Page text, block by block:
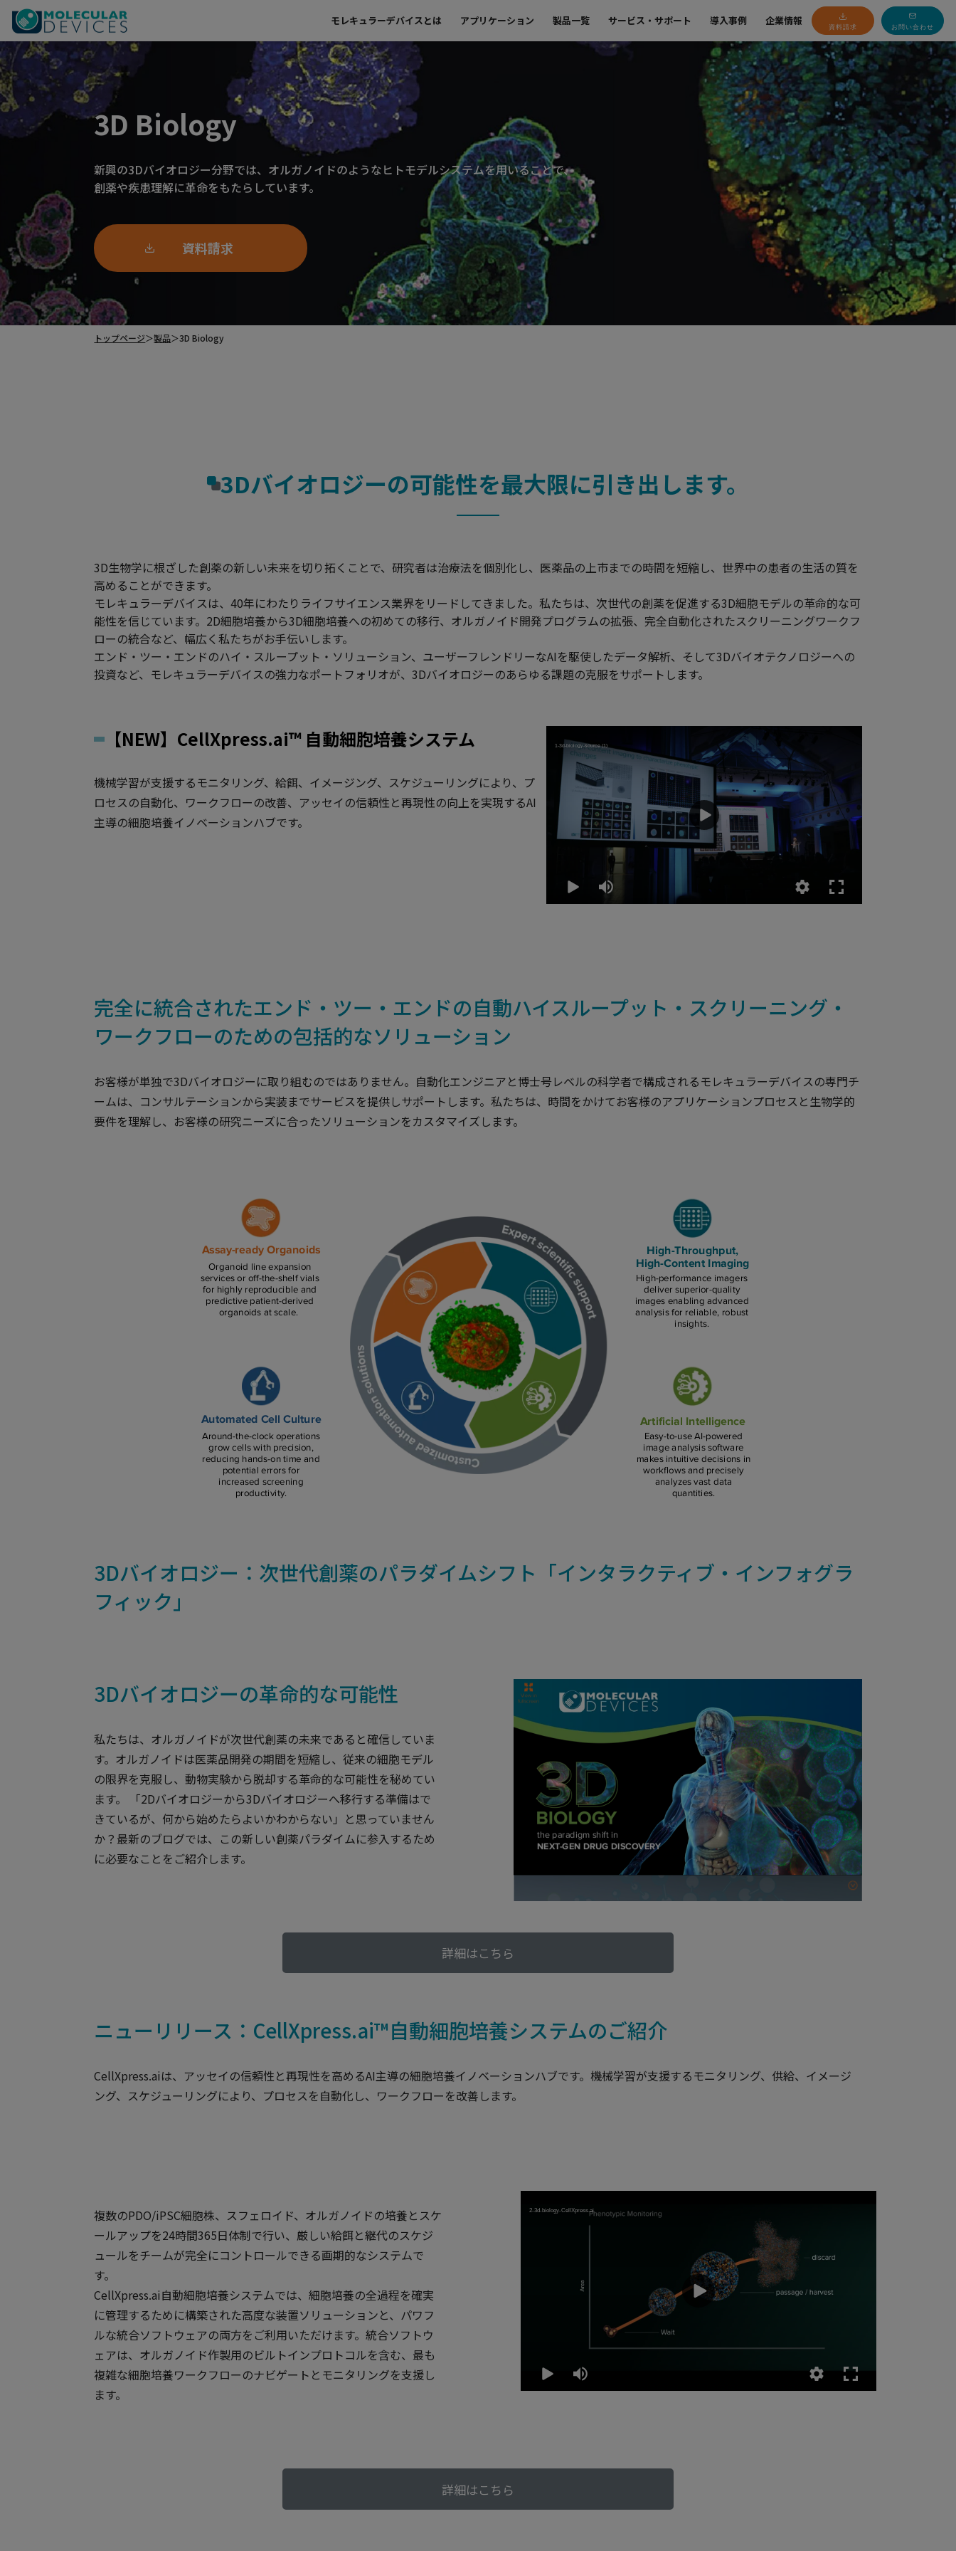
モレキュラーデバイスとは アプリケーション 製品一覧 サービス・サポート 導入事例 企業情報 資料請求 お問い合わせ
3D Biology
新興の3Dバイオロジー分野では、オルガノイドのようなヒトモデルシステムを用いることで、
創薬や疾患理解に革命をもたらしています。
資料請求
トップページ＞製品＞3D Biology
3Dバイオロジーの可能性を最大限に引き出します。
3D生物学に根ざした創薬の新しい未来を切り拓くことで、研究者は治療法を個別化し、医薬品の上市までの時間を短縮し、世界中の患者の生活の質を
高めることができます。
モレキュラーデバイスは、40年にわたりライフサイエンス業界をリードしてきました。私たちは、次世代の創薬を促進する3D細胞モデルの革命的な可
能性を信じています。2D細胞培養から3D細胞培養への初めての移行、オルガノイド開発プログラムの拡張、完全自動化されたスクリーニングワークフ
ローの統合など、幅広く私たちがお手伝いします。
エンド・ツー・エンドのハイ・スループット・ソリューション、ユーザーフレンドリーなAIを駆使したデータ解析、そして3Dバイオテクノロジーへの
投資など、モレキュラーデバイスの強力なポートフォリオが、3Dバイオロジーのあらゆる課題の克服をサポートします。
【NEW】CellXpress.ai™ 自動細胞培養システム
機械学習が支援するモニタリング、給餌、イメージング、スケジューリングにより、プ
ロセスの自動化、ワークフローの改善、アッセイの信頼性と再現性の向上を実現するAI
主導の細胞培養イノベーションハブです。
完全に統合されたエンド・ツー・エンドの自動ハイスループット・スクリーニング・
ワークフローのための包括的なソリューション
お客様が単独で3Dバイオロジーに取り組むのではありません。自動化エンジニアと博士号レベルの科学者で構成されるモレキュラーデバイスの専門チ
ームは、コンサルテーションから実装までサービスを提供しサポートします。私たちは、時間をかけてお客様のアプリケーションプロセスと生物学的
要件を理解し、お客様の研究ニーズに合ったソリューションをカスタマイズします。
3Dバイオロジー：次世代創薬のパラダイムシフト「インタラクティブ・インフォグラ
フィック」
3Dバイオロジーの革命的な可能性
私たちは、オルガノイドが次世代創薬の未来であると確信していま
す。オルガノイドは医薬品開発の期間を短縮し、従来の細胞モデル
の限界を克服し、動物実験から脱却する革命的な可能性を秘めてい
ます。 「2Dバイオロジーから3Dバイオロジーへ移行する準備はで
きているが、何から始めたらよいかわからない」と思っていません
か？最新のブログでは、この新しい創薬パラダイムに参入するため
に必要なことをご紹介します。
詳細はこちら
ニューリリース：CellXpress.ai™自動細胞培養システムのご紹介
CellXpress.aiは、アッセイの信頼性と再現性を高めるAI主導の細胞培養イノベーションハブです。機械学習が支援するモニタリング、供給、イメージ
ング、スケジューリングにより、プロセスを自動化し、ワークフローを改善します。
複数のPDO/iPSC細胞株、スフェロイド、オルガノイドの培養とスケ
ールアップを24時間365日体制で行い、厳しい給餌と継代のスケジ
ュールをチームが完全にコントロールできる画期的なシステムで
す。
CellXpress.ai自動細胞培養システムでは、細胞培養の全過程を確実
に管理するために構築された高度な装置ソリューションと、パワフ
ルな統合ソフトウェアの両方をご利用いただけます。統合ソフトウ
ェアは、オルガノイド作製用のビルトインプロトコルを含む、最も
複雑な細胞培養ワークフローのナビゲートとモニタリングを支援し
ます。
詳細はこちら